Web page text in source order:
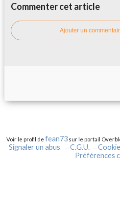
Commenter cet article
Ajouter un
Voir le profil defean73 sur le portail
Signaler un abus
C.G.U.
Préférences